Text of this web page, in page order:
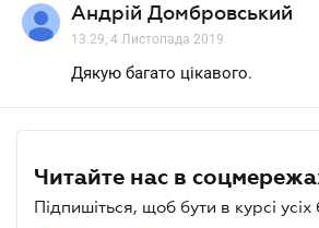
Андрій Домбровський
13.29, 4 Листопада 2019
Дякую багато цікавого.
Читайте нас в
Підпишіться, щоб бути в курсі